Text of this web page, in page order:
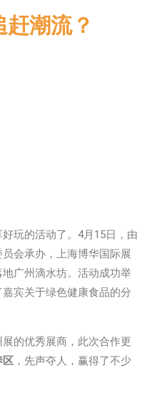
潮流？
玩的活动了。4月15日，由
会承办，上海博华国际展
广州滴水坊。活动成功举
宾关于绿色健康食品的分
的优秀展商，此次合作更
区 ，先声夺人，赢得了不少